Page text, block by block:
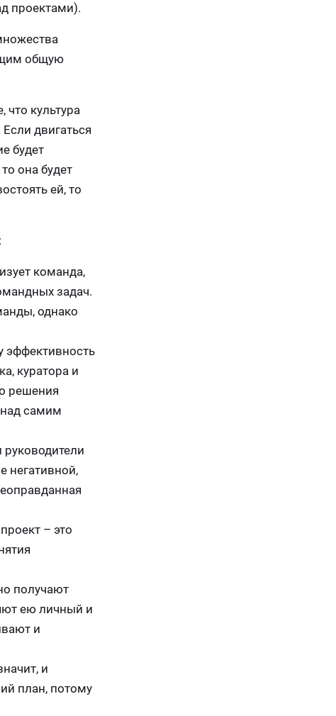
проектами).
общую
культура
двигаться
будет
она будет
ей, то
команда,
задач.
однако
эффективность
куратора и
решения
над самим
руководители
негативной,
– это
получают
ею личный и
и
и
план, потому